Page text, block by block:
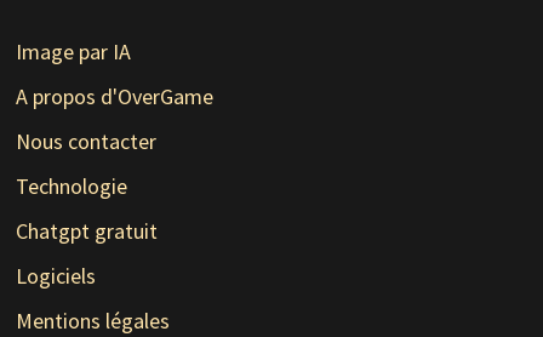
Image par IA
A propos d'OverGame
Nous contacter
Technologie
Chatgpt gratuit
Logiciels
Mentions légales